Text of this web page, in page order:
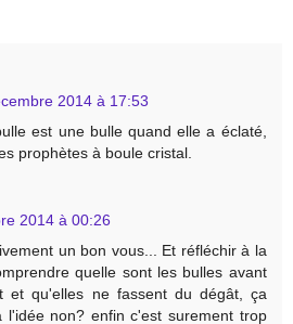
2014 à 17:53
est une bulle quand elle a éclaté,
prophètes à boule cristal.
2014 à 00:26
un bon vous... Et réfléchir à la
quelle sont les bulles avant
et qu'elles ne fassent du dégât, ça
l'idée non? enfin c'est surement trop